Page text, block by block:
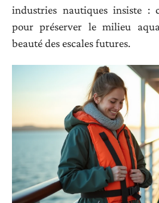
industries nautiques insiste :
pour préserver le milieu
beauté des escales futures.